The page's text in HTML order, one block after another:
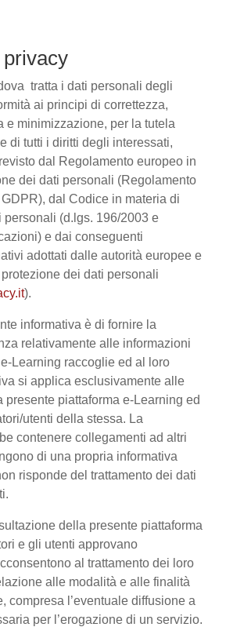
tratta i dati personali degli
ai principi di correttezza,
e minimizzazione, per la tutela
di tutti i diritti degli interessati,
dal Regolamento europeo in
dei dati personali (Regolamento
dal Codice in materia di
personali (d.lgs. 196/2003 e
e dai conseguenti
adottati dalle autorità europee e
dei dati personali
).
informativa è di fornire la
relativamente alle informazioni
Learning raccoglie ed al loro
si applica esclusivamente alle
presente piattaforma e-Learning ed
utenti della stessa. La
contenere collegamenti ad altri
di una propria informativa
risponde del trattamento dei dati
della presente piattaforma
e gli utenti approvano
al trattamento dei loro
alle modalità e alle finalità
compresa l’eventuale diffusione a
per l’erogazione di un servizio.